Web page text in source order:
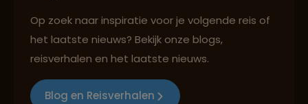
Op zoek naar inspiratie voor je volgende reis of
het laatste nieuws? Bekijk onze blogs,
reisverhalen en het laatste nieuws.
Blog en Reisverhalen